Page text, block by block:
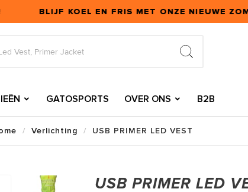
BLIJF KOEL EN FRIS MET ONZE NIEUWE
GATOSPORTS OVER ONS B2B
Verlichting USB PRIMER LED VEST
USB PRIMER LED